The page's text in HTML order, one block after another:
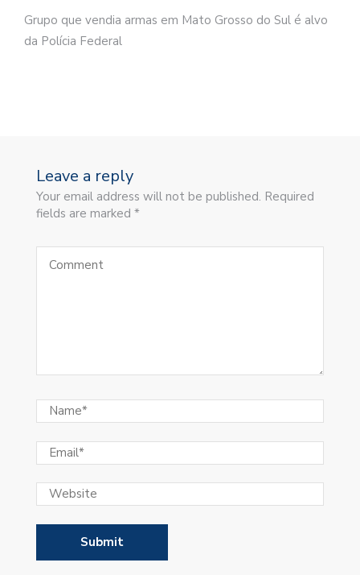
Grupo que vendia armas em Mato Grosso do Sul é alvo
da Polícia Federal
Leave a reply
Your email address will not be published. Required
fields are marked *